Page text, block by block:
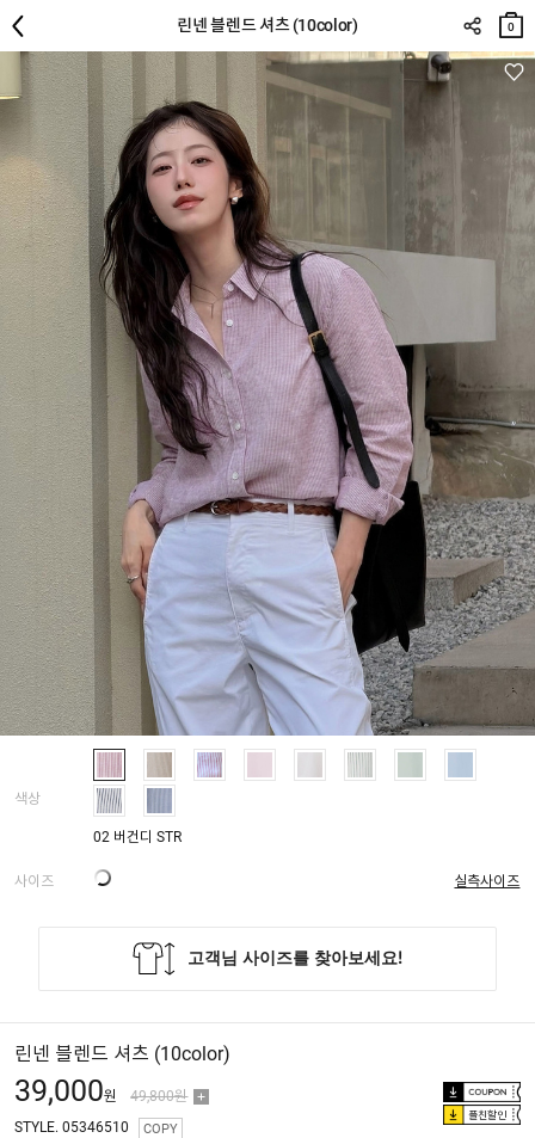
린넨 블렌드 셔츠 (10color)
장바
구니
0
색상
02 버건디 STR
사이즈 실측사이즈
린넨 블렌드 셔츠 (10color)
39,000원 49,800원
플친할인
STYLE. 05346510 COPY